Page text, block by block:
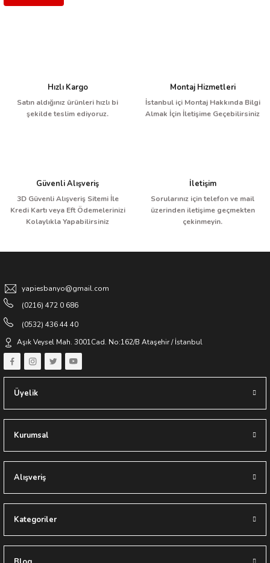
Hızlı Kargo
Satın aldığınız ürünleri hızlı bi
şekilde teslim ediyoruz.
Montaj Hizmetleri
İstanbul içi Montaj Hakkında Bilgi
Almak İçin İletişime Geçebilirsiniz
Güvenli Alışveriş
3D Güvenli Alışveriş Sitemi İle
Kredi Kartı veya Eft Ödemelerinizi
Kolaylıkla Yapabilirsiniz
İletişim
Sorularınız için telefon ve mail
üzerinden iletişime geçmekten
çekinmeyin.
yapiesbanyo@gmail.com
(0216) 472 0 686
(0532) 436 44 40
Aşık Veysel Mah. 3001Cad. No:162/B Ataşehir / İstanbul
Üyelik
Kurumsal
Alışveriş
Kategoriler